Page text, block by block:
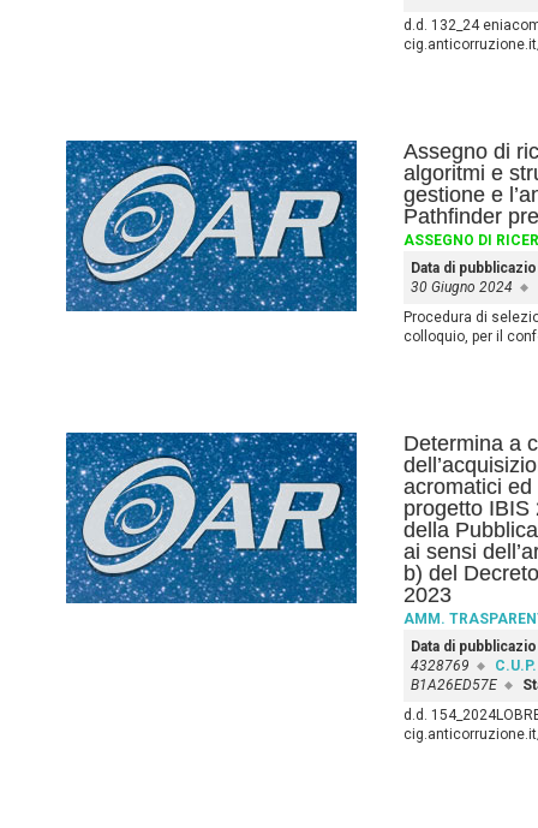
d.d. 132_24
Assegno di
algoritmi e
gestione e
Pathfinder
ASSEGNO DI
Data di
30 Giugno 2024
Procedura di
colloquio, per il
Determina a
acromatici
progetto IBIS
della
ai sensi
b) del
2023
AMM.
Data di
4328769
C.U.P.
B1A26ED57E
d.d.